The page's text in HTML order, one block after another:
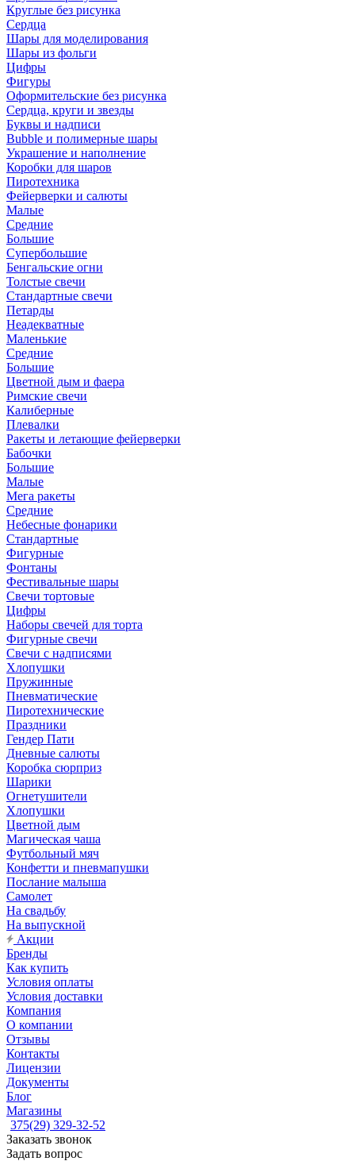
Круглые без рисунка
Сердца
Шары для моделирования
Шары из фольги
Цифры
Фигуры
Оформительские без рисунка
Сердца, круги и звезды
Буквы и надписи
Bubble и полимерные шары
Украшение и наполнение
Коробки для шаров
Пиротехника
Фейерверки и салюты
Малые
Средние
Большие
Супербольшие
Бенгальские огни
Толстые свечи
Стандартные свечи
Петарды
Неадекватные
Маленькие
Средние
Большие
Цветной дым и фаера
Римские свечи
Калиберные
Плевалки
Ракеты и летающие фейерверки
Бабочки
Большие
Малые
Мега ракеты
Средние
Небесные фонарики
Стандартные
Фигурные
Фонтаны
Фестивальные шары
Свечи тортовые
Цифры
Наборы свечей для торта
Фигурные свечи
Свечи с надписями
Хлопушки
Пружинные
Пневматические
Пиротехнические
Праздники
Гендер Пати
Дневные салюты
Коробка сюрприз
Шарики
Огнетушители
Хлопушки
Цветной дым
Магическая чаша
Футбольный мяч
Конфетти и пневмапушки
Послание малыша
Самолет
На свадьбу
На выпускной
Акции
Бренды
Как купить
Условия оплаты
Условия доставки
Компания
О компании
Отзывы
Контакты
Лицензии
Документы
Блог
Магазины
375(29) 329-32-52
Заказать звонок
Задать вопрос